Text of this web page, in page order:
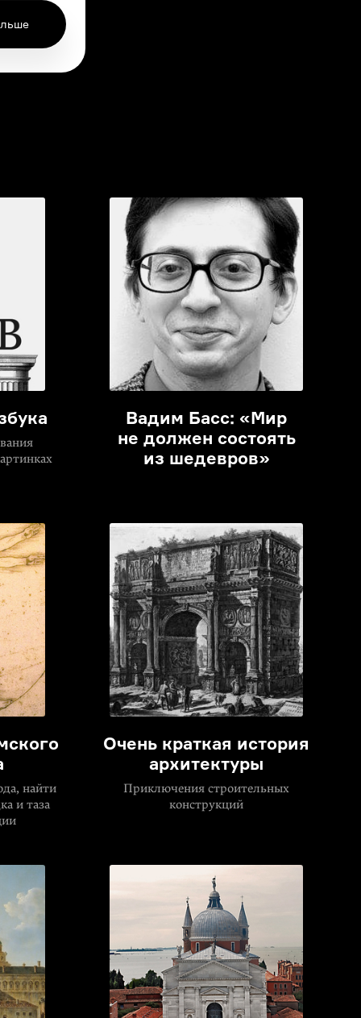
Вадим Басс: «Мир
не должен состоять
из шедевров»
найти
и таза
Очень краткая история
архитектуры
Приключения строительных
конструкций